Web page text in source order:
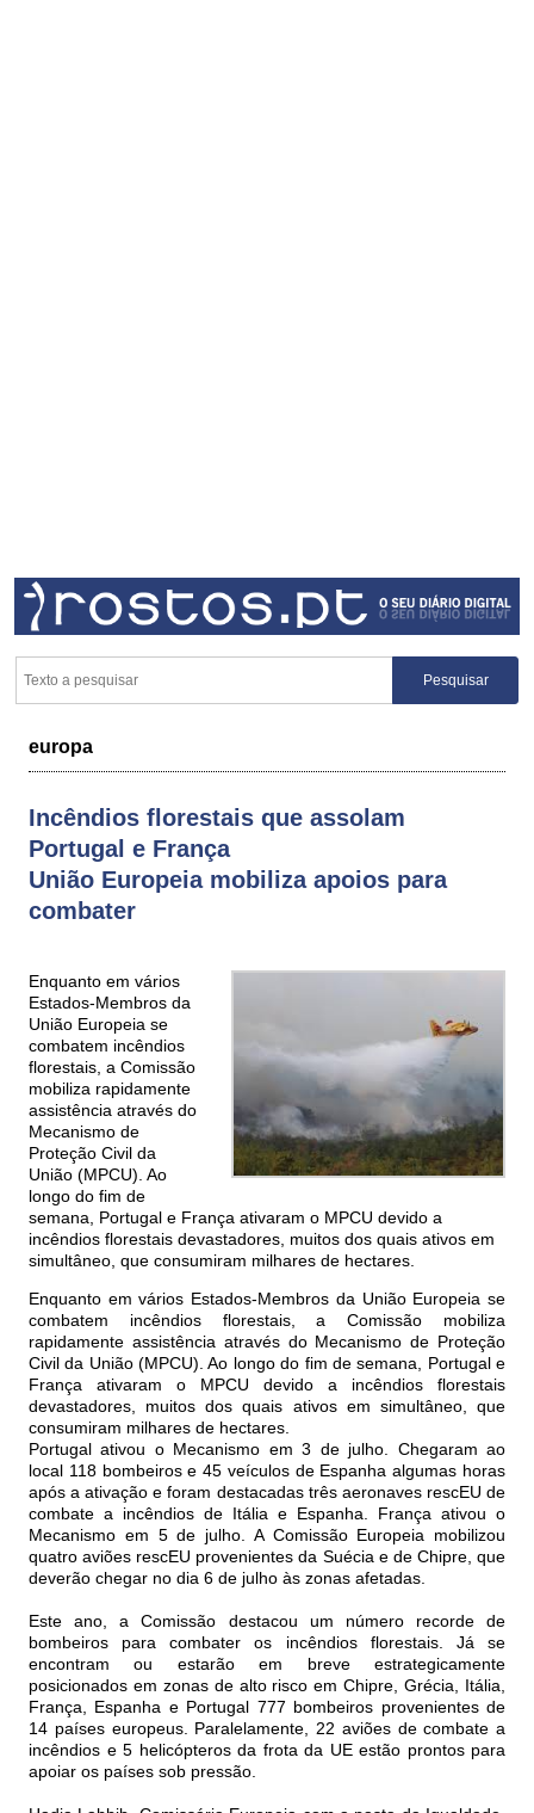
europa
Incêndios florestais que assolam
Portugal e França
União Europeia mobiliza apoios para
combater
Enquanto em vários
Estados-Membros da
União Europeia se
combatem incêndios
florestais, a Comissão
mobiliza rapidamente
assistência através do
Mecanismo de
Proteção Civil da
União (MPCU). Ao
longo do fim de
semana, Portugal e França ativaram o MPCU devido a
incêndios florestais devastadores, muitos dos quais ativos em
simultâneo, que consumiram milhares de hectares.
Enquanto em vários Estados-Membros da União Europeia se
combatem incêndios florestais, a Comissão mobiliza
rapidamente assistência através do Mecanismo de Proteção
Civil da União (MPCU). Ao longo do fim de semana, Portugal e
França ativaram o MPCU devido a incêndios florestais
devastadores, muitos dos quais ativos em simultâneo, que
consumiram milhares de hectares.
Portugal ativou o Mecanismo em 3 de julho. Chegaram ao
local 118 bombeiros e 45 veículos de Espanha algumas horas
após a ativação e foram destacadas três aeronaves rescEU de
combate a incêndios de Itália e Espanha. França ativou o
Mecanismo em 5 de julho. A Comissão Europeia mobilizou
quatro aviões rescEU provenientes da Suécia e de Chipre, que
deverão chegar no dia 6 de julho às zonas afetadas.
Este ano, a Comissão destacou um número recorde de
bombeiros para combater os incêndios florestais. Já se
encontram ou estarão em breve estrategicamente
posicionados em zonas de alto risco em Chipre, Grécia, Itália,
França, Espanha e Portugal 777 bombeiros provenientes de
14 países europeus. Paralelamente, 22 aviões de combate a
incêndios e 5 helicópteros da frota da UE estão prontos para
apoiar os países sob pressão.